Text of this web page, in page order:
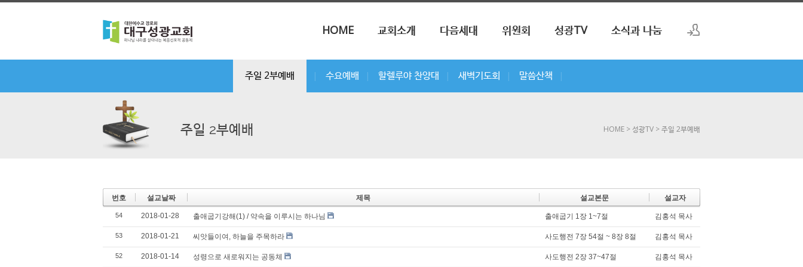
HOME 교회소개 다음세대 위원회 성광TV 소식과 나눔
주일 2부예배 | 수요예배 | 할렐루야 찬양대 | 새벽기도회 | 말씀산책 |
주일 2부예배 HOME > 성광TV > 주일 2부예배
번호 설교날짜 제목 설교본문 설교자
54 2018-01-28 출애굽기강해(1) / 약속을 이루시는 하나님 출애굽기 1장 1~7절 김홍석 목사
53 2018-01-21 씨앗들이여, 하늘을 주목하라 사도행전 7장 54절 ~ 8장 8절 김홍석 목사
52 2018-01-14 성령으로 새로워지는 공동체 사도행전 2장 37~47절 김홍석 목사